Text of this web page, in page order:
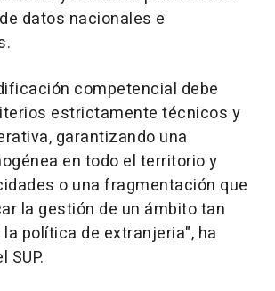
datos nacionales e
competencial debe
estrictamente técnicos y
garantizando una
en todo el territorio y
o una fragmentación que
la gestión de un ámbito tan
política de extranjeria", ha
SUP.